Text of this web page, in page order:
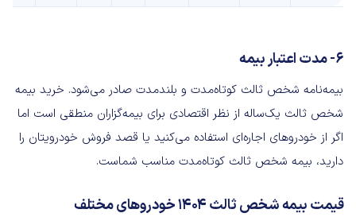
۶- مدت اعتبار بیمه
بیمه‌نامه شخص ثالث کوتاه‌مدت و بلندمدت صادر می‌شود. خرید بیمه
شخص ثالث یک‌ساله از نظر اقتصادی برای بیمه‌گزاران منطقی است اما
اگر از خودروهای اجاره‌ای استفاده می‌کنید یا قصد فروش خودرویتان را
دارید، بیمه شخص ثالث کوتاه‌مدت مناسب شماست.
قیمت بیمه شخص ثالث ۱۴۰۴ خودروهای مختلف